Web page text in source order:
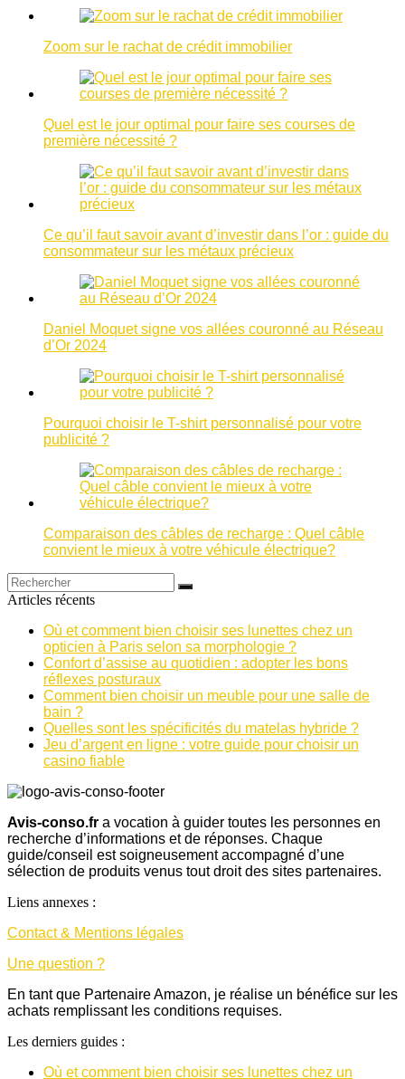
Zoom sur le rachat de crédit immobilier
Quel est le jour optimal pour faire ses courses de
première nécessité ?
Ce qu’il faut savoir avant d’investir dans l’or : guide du
consommateur sur les métaux précieux
Daniel Moquet signe vos allées couronné au Réseau
d’Or 2024
Pourquoi choisir le T-shirt personnalisé pour votre
publicité ?
Comparaison des câbles de recharge : Quel câble
convient le mieux à votre véhicule électrique?
Articles récents
Où et comment bien choisir ses lunettes chez un
opticien à Paris selon sa morphologie ?
Confort d’assise au quotidien : adopter les bons
réflexes posturaux
Comment bien choisir un meuble pour une salle de
bain ?
Quelles sont les spécificités du matelas hybride ?
Jeu d’argent en ligne : votre guide pour choisir un
casino fiable
Avis-conso.fr a vocation à guider toutes les personnes en
recherche d’informations et de réponses. Chaque
guide/conseil est soigneusement accompagné d’une
sélection de produits venus tout droit des sites partenaires.
Liens annexes :
Contact & Mentions légales
Une question ?
En tant que Partenaire Amazon, je réalise un bénéfice sur les
achats remplissant les conditions requises.
Les derniers guides :
Où et comment bien choisir ses lunettes chez un